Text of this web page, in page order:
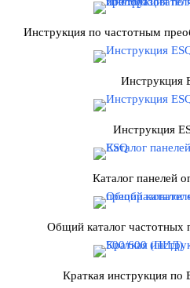
Инструкция по частотным
Инструкция
Инструкция
Каталог панелей
Общий каталог частотных
Краткая инструкция